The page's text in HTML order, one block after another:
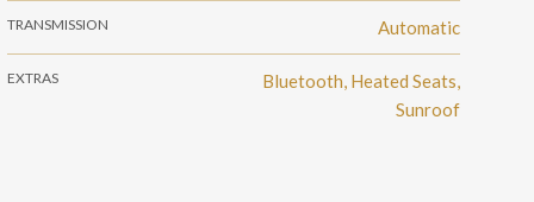
TRANSMISSION Automatic
EXTRAS
Bluetooth, Heated Seats,
Sunroof